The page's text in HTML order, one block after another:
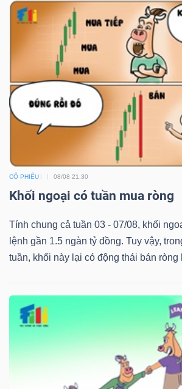
CỔ PHIẾU 08/08 21:30
Khối ngoại có tuần mua ròng
Tính chung cả tuần 03 - 07/08, khối
lệnh gần 1.5 ngàn tỷ đồng. Tuy vậy,
tuần, khối này lại có động thái bán ròng